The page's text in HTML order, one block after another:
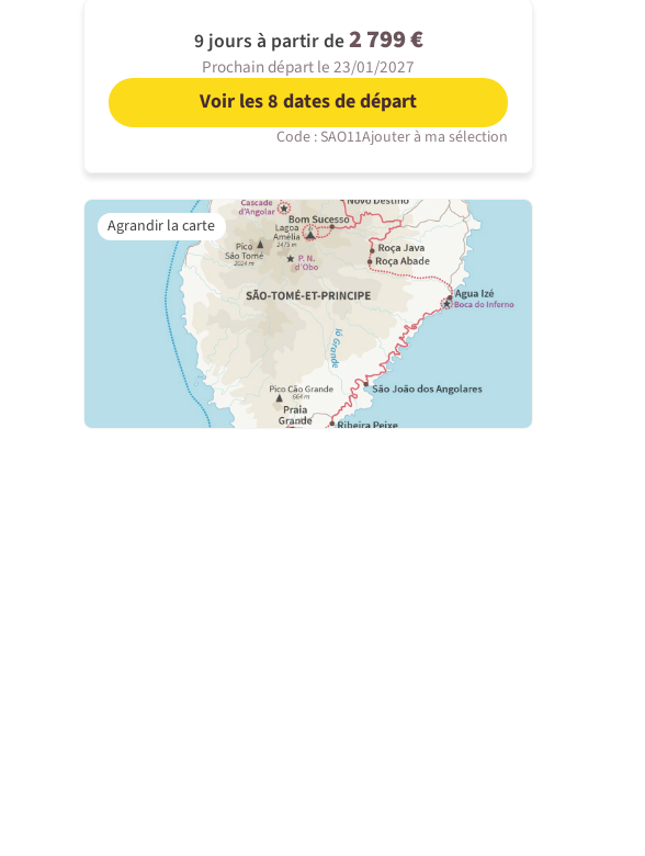
9 jours à partir de2 799 €
Prochain départ le 23/01/2027
Voir les 8 dates de départ
Code : SAO11Ajouter à ma sélection